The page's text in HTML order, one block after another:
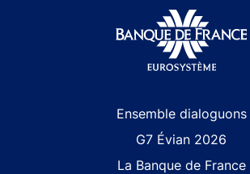
Ensemble dialoguons
G7 Évian 2026
La Banque de France